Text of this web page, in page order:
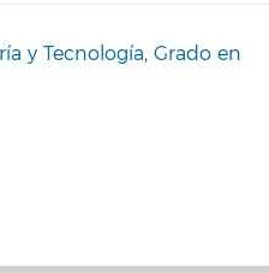
y Tecnología, Grado en